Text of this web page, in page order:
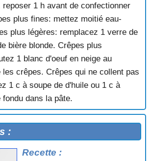
1 h avant de confectionner
plus fines: mettez moitié eau-
plus légères: remplacez 1 verre de
bière blonde. Crêpes plus
1 blanc d'oeuf en neige au
les crêpes. Crêpes qui ne collent pas
1 c à soupe de d'huile ou 1 c à
dans la pâte.
:
Recette :